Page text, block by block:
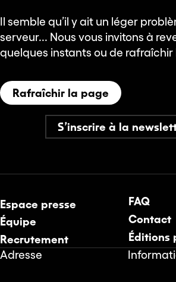
Il semble qu’il y ait un léger
serveur... Nous vous invitons à
quelques instants ou de rafraîchir
Rafraîchir la page
S’inscrire à la
Espace presse
Équipe
Recrutement
FAQ
Contact
Éditions
Adresse